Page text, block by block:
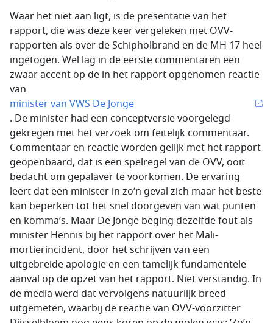
Waar het niet aan ligt, is de presentatie van het
rapport, die was deze keer vergeleken met OVV-
rapporten als over de Schipholbrand en de MH 17 heel
ingetogen. Wel lag in de eerste commentaren een
zwaar accent op de in het rapport opgenomen reactie
van
minister van VWS De Jonge
. De minister had een conceptversie voorgelegd
gekregen met het verzoek om feitelijk commentaar.
Commentaar en reactie worden gelijk met het rapport
geopenbaard, dat is een spelregel van de OVV, ooit
bedacht om gepalaver te voorkomen. De ervaring
leert dat een minister in zo’n geval zich maar het beste
kan beperken tot het snel doorgeven van wat punten
en komma’s. Maar De Jonge beging dezelfde fout als
minister Hennis bij het rapport over het Mali-
mortierincident, door het schrijven van een
uitgebreide apologie en een tamelijk fundamentele
aanval op de opzet van het rapport. Niet verstandig. In
de media werd dat vervolgens natuurlijk breed
uitgemeten, waarbij de reactie van OVV-voorzitter